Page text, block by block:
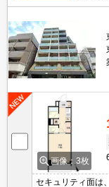
画像：3枚
セキュリティ面は